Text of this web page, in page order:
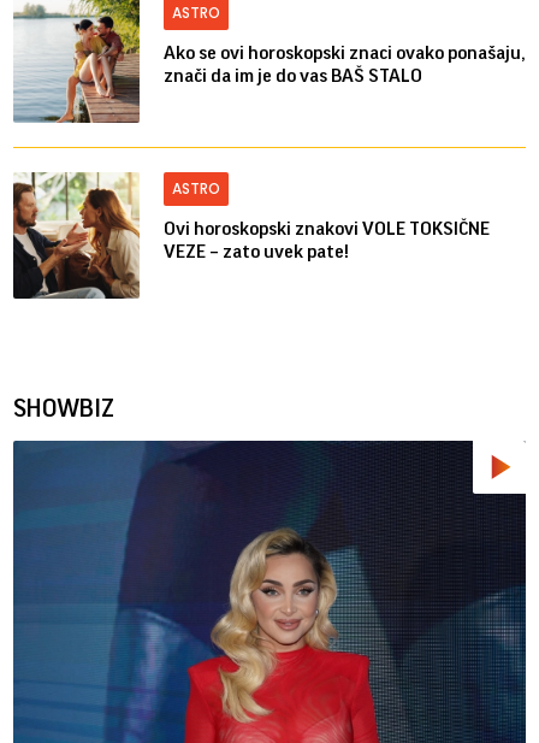
ASTRO
Ako se ovi horoskopski znaci ovako ponašaju,
znači da im je do vas BAŠ STALO
ASTRO
Ovi horoskopski znakovi VOLE TOKSIČNE
VEZE – zato uvek pate!
SHOWBIZ